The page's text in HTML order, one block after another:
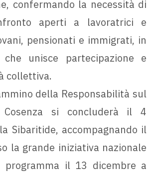
confermando la necessità di
aperti a lavoratrici e
pensionati e immigrati, in
unisce partecipazione e
collettiva.
della Responsabilità sul
si concluderà il 4
Sibaritide, accompagnando il
la grande iniziativa nazionale
programma il 13 dicembre a